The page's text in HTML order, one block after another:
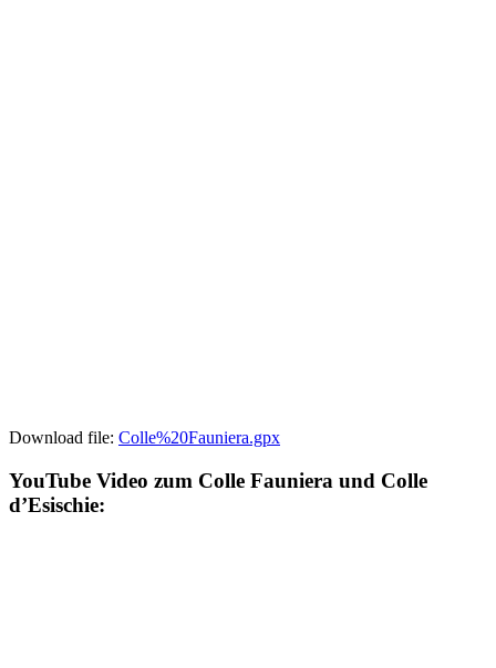
Download file: Colle%20Fauniera.gpx
YouTube Video zum Colle Fauniera und Colle
d’Esischie: